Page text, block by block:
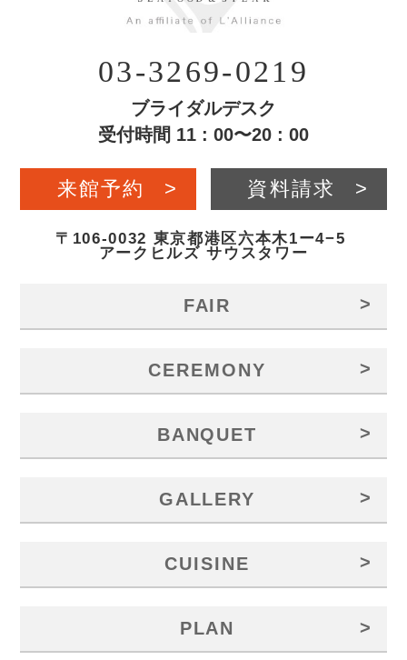
03-3269-0219
ブライダルデスク
受付時間 11 : 00〜20 : 00
来館予約 > 資料請求 >
〒106-0032 東京都港区六本木1ー4−5
アークヒルズ サウスタワー
FAIR >
CEREMONY >
BANQUET >
GALLERY >
CUISINE >
PLAN >